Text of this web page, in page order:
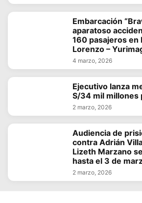
Embarcación
aparatoso
160 pasajeros en
Lorenzo –
4 marzo, 2026
Ejecutivo lanza
S/34 mil millones
2 marzo, 2026
Audiencia de
contra Adrián
Lizeth Marzano
hasta el 3 de
2 marzo, 2026